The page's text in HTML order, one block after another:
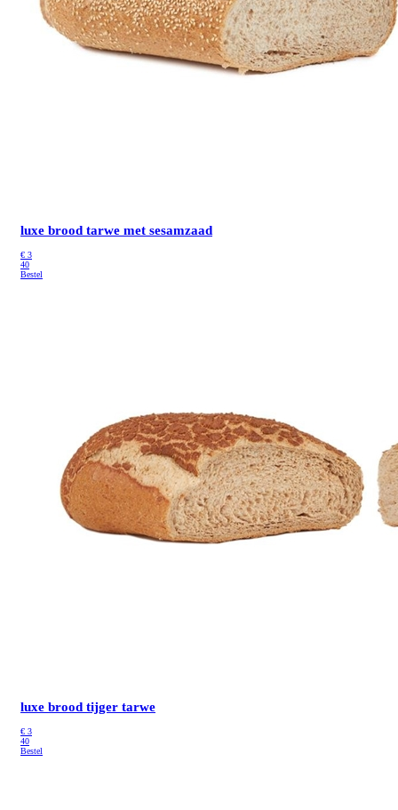
luxe brood tarwe met sesamzaad
€ 3
40
Bestel
luxe brood tijger tarwe
€ 3
40
Bestel